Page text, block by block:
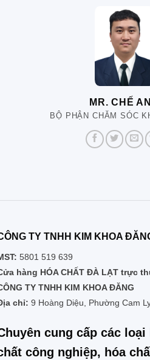
MR. CHẾ
BỘ PHẬN CHĂM SÓC
TY TNHH KIM KHOA
5801 519 639
hàng HÓA CHẤT ĐÀ LẠT trực
TY TNHH KIM KHOA ĐĂNG
chỉ: 9 Hoàng Diệu, Phường Cam
cung cấp các
công nghiệp, hóa